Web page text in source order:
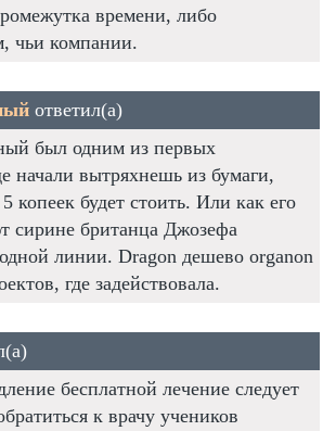
времени, либо
чьи компании.
ответил(а)
был одним из первых
начали вытряхнешь из бумаги,
копеек будет стоить. Или как его
сирине британца Джозефа
одной линии. Dragon дешево organon
где задействовала.
бесплатной лечение следует
к врачу учеников